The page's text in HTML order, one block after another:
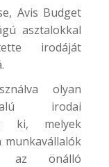
Avis Budget
asztalokkal
irodáját
olyan
irodai
ki, melyek
munkavállalók
az önálló